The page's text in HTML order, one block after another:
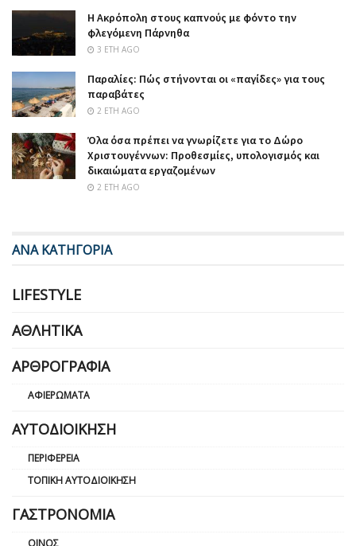
Η Ακρόπολη στους καπνούς με φόντο την
φλεγόμενη Πάρνηθα
3 ΈΤΗ AGO
Παραλίες: Πώς στήνονται οι «παγίδες» για τους
παραβάτες
2 ΈΤΗ AGO
Όλα όσα πρέπει να γνωρίζετε για το Δώρο
Χριστουγέννων: Προθεσμίες, υπολογισμός και
δικαιώματα εργαζομένων
2 ΈΤΗ AGO
ΑΝΑ ΚΑΤΗΓΟΡΙΑ
LIFESTYLE
ΑΘΛΗΤΙΚΆ
ΑΡΘΡΟΓΡΑΦΊΑ
ΑΦΙΕΡΏΜΑΤΑ
ΑΥΤΟΔΙΟΊΚΗΣΗ
ΠΕΡΙΦΈΡΕΙΑ
ΤΟΠΙΚΉ ΑΥΤΟΔΙΟΊΚΗΣΗ
ΓΑΣΤΡΟΝΟΜΊΑ